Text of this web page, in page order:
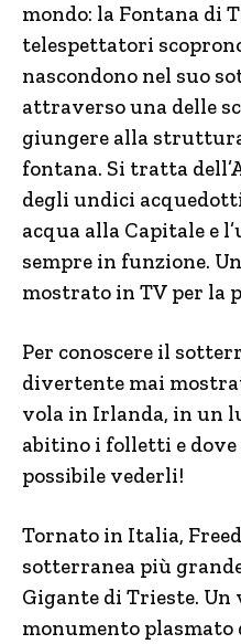
mondo: la Fontana di
telespettatori
nascondono nel suo
attraverso una delle
giungere alla
fontana. Si tratta
degli undici
acqua alla Capitale e
sempre in funzione.
mostrato in TV per la
Per conoscere il
divertente mai
vola in Irlanda, in un
abitino i folletti e dove
possibile vederli!
Tornato in Italia,
sotterranea più
Gigante di Trieste. Un
monumento plasmato